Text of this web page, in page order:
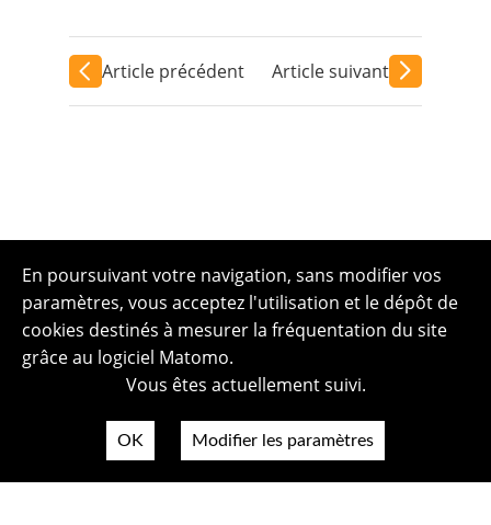
Article précédent Article suivant
En poursuivant votre navigation, sans modifier vos
paramètres, vous acceptez l'utilisation et le dépôt de
cookies destinés à mesurer la fréquentation du site
grâce au logiciel Matomo.
Vous êtes actuellement suivi.
OK Modifier les paramètres